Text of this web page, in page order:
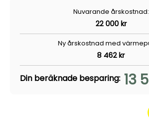
Nuvarande årskostnad:
22 000 kr
Ny årskostnad med
8 462 kr
Din beräknade besparing: 13